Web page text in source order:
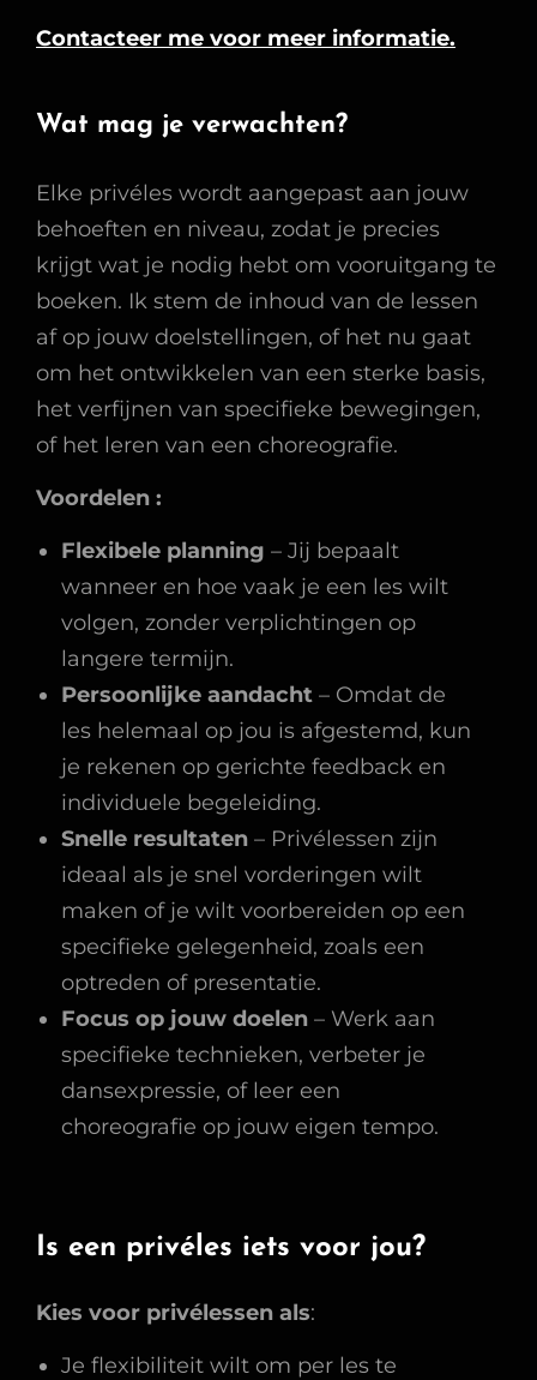
Contacteer me voor meer informatie.
Wat mag je verwachten?
Elke privéles wordt aangepast aan jouw
behoeften en niveau, zodat je precies
krijgt wat je nodig hebt om vooruitgang te
boeken. Ik stem de inhoud van de lessen
af op jouw doelstellingen, of het nu gaat
om het ontwikkelen van een sterke basis,
het verfijnen van specifieke bewegingen,
of het leren van een choreografie.
Voordelen :
Flexibele planning – Jij bepaalt
wanneer en hoe vaak je een les wilt
volgen, zonder verplichtingen op
langere termijn.
Persoonlijke aandacht – Omdat de
les helemaal op jou is afgestemd, kun
je rekenen op gerichte feedback en
individuele begeleiding.
Snelle resultaten – Privélessen zijn
ideaal als je snel vorderingen wilt
maken of je wilt voorbereiden op een
specifieke gelegenheid, zoals een
optreden of presentatie.
Focus op jouw doelen – Werk aan
specifieke technieken, verbeter je
dansexpressie, of leer een
choreografie op jouw eigen tempo.
Is een privéles iets voor jou?
Kies voor privélessen als:
Je flexibiliteit wilt om per les te